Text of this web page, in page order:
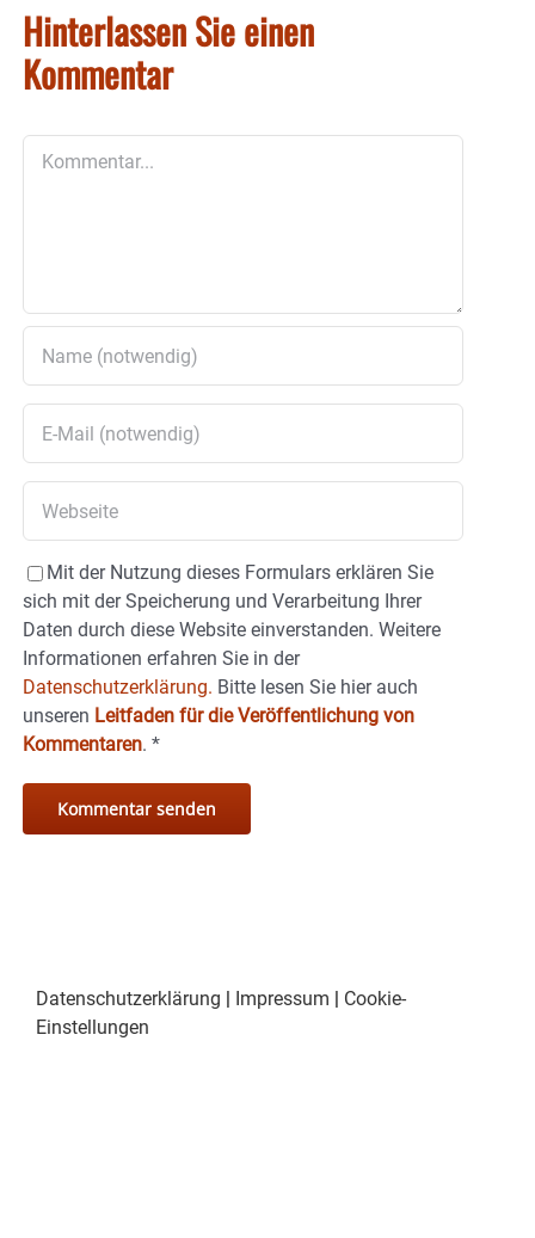
Hinterlassen Sie einen
Kommentar
Mit der Nutzung dieses Formulars erklären Sie
sich mit der Speicherung und Verarbeitung Ihrer
Daten durch diese Website einverstanden. Weitere
Informationen erfahren Sie in der
Datenschutzerklärung. Bitte lesen Sie hier auch
unseren Leitfaden für die Veröffentlichung von
Kommentaren. *
Datenschutzerklärung Impressum
Cookie-
Einstellungen